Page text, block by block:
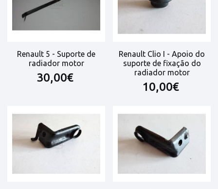
Renault 5 - Suporte de
radiador motor
30,00€
Renault Clio I - Apoio do
suporte de fixação do
radiador motor
10,00€